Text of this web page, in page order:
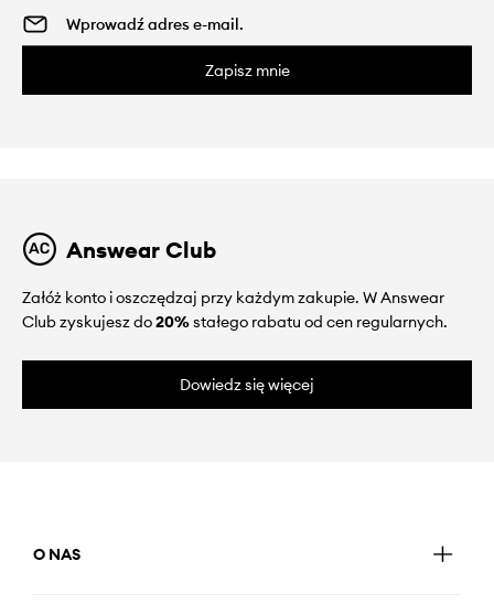
Zapisz mnie
Answear Club
Załóż konto i oszczędzaj przy każdym zakupie. W Answear
Club zyskujesz do20%stałego rabatu od cen regularnych.
Dowiedz się więcej
O NAS